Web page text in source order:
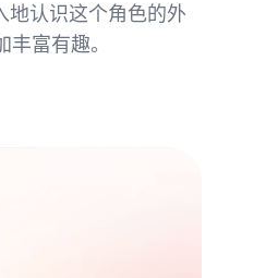
认识这个角色的外
富有趣。